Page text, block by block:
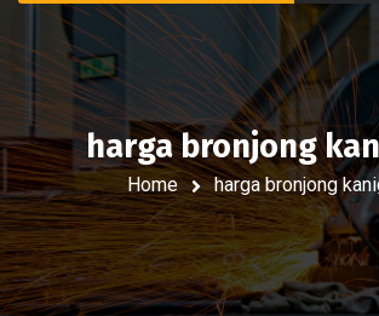
harga bronjong
Home harga bronjong